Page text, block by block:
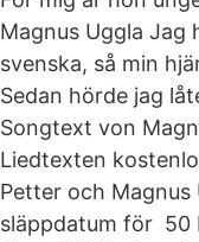
Magnus Uggla
svenska, så min
Sedan hörde jag
Songtext von
Liedtexten
Petter och
släppdatum för 50